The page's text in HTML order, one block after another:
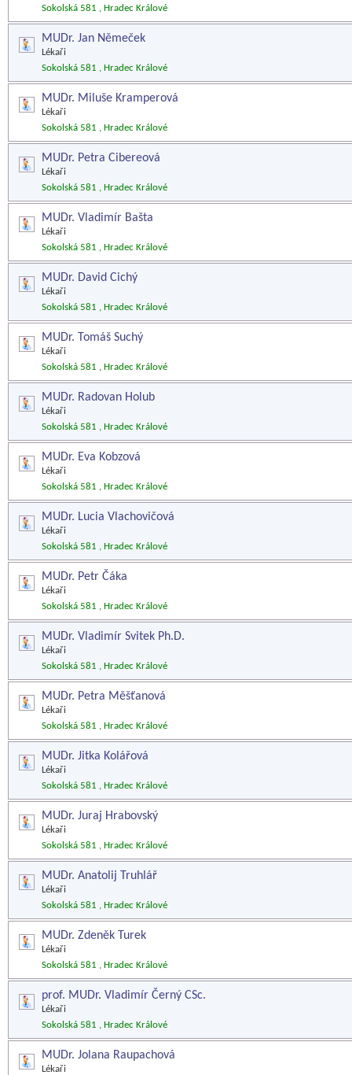
Sokolská 581 , Hradec Králové
MUDr. Jan Němeček
Lékaři
Sokolská 581 , Hradec Králové
MUDr. Miluše Kramperová
Lékaři
Sokolská 581 , Hradec Králové
MUDr. Petra Cibereová
Lékaři
Sokolská 581 , Hradec Králové
MUDr. Vladimír Bašta
Lékaři
Sokolská 581 , Hradec Králové
MUDr. David Cichý
Lékaři
Sokolská 581 , Hradec Králové
MUDr. Tomáš Suchý
Lékaři
Sokolská 581 , Hradec Králové
MUDr. Radovan Holub
Lékaři
Sokolská 581 , Hradec Králové
MUDr. Eva Kobzová
Lékaři
Sokolská 581 , Hradec Králové
MUDr. Lucia Vlachovičová
Lékaři
Sokolská 581 , Hradec Králové
MUDr. Petr Čáka
Lékaři
Sokolská 581 , Hradec Králové
MUDr. Vladimír Svitek Ph.D.
Lékaři
Sokolská 581 , Hradec Králové
MUDr. Petra Měšťanová
Lékaři
Sokolská 581 , Hradec Králové
MUDr. Jitka Kolářová
Lékaři
Sokolská 581 , Hradec Králové
MUDr. Juraj Hrabovský
Lékaři
Sokolská 581 , Hradec Králové
MUDr. Anatolij Truhlář
Lékaři
Sokolská 581 , Hradec Králové
MUDr. Zdeněk Turek
Lékaři
Sokolská 581 , Hradec Králové
prof. MUDr. Vladimír Černý CSc.
Lékaři
Sokolská 581 , Hradec Králové
MUDr. Jolana Raupachová
Lékaři